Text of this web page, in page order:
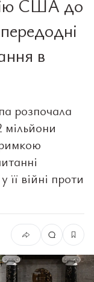
США до
в
розпочала
мільйони
її війні проти